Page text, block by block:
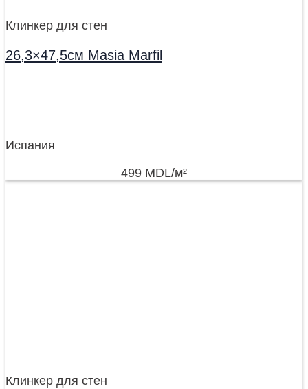
Клинкер для стен
26,3×47,5см Masia Marfil
Испания
499 MDL/м²
Клинкер для стен